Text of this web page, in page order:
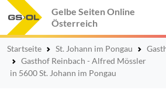
Gelbe Seiten Online
Österreich
Startseite St. Johann im Pongau
Gasthof Reinbach - Alfred Mössler
in 5600 St. Johann im Pongau